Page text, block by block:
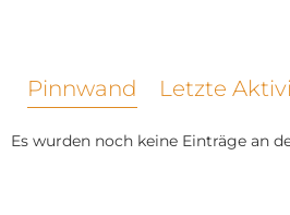
Pinnwand Letzte
Es wurden noch keine Einträge an